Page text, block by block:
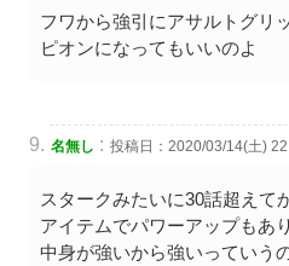
フワから強引にアサルトグリ
ピオンになってもいいのよ
名無し : 投稿日：2020/03/14(土)
スタークみたいに30話超えて
アイテムでパワーアップもあ
中身が強いから強いっていう